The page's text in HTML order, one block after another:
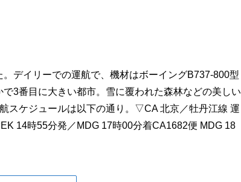
デイリーでの運航で、機材はボーイングB737-800型
3番目に大きい都市。雪に覆われた森林などの美しい
スケジュールは以下の通り。▽CA 北京／牡丹江線 運
14時55分発／MDG 17時00分着CA1682便 MDG 18